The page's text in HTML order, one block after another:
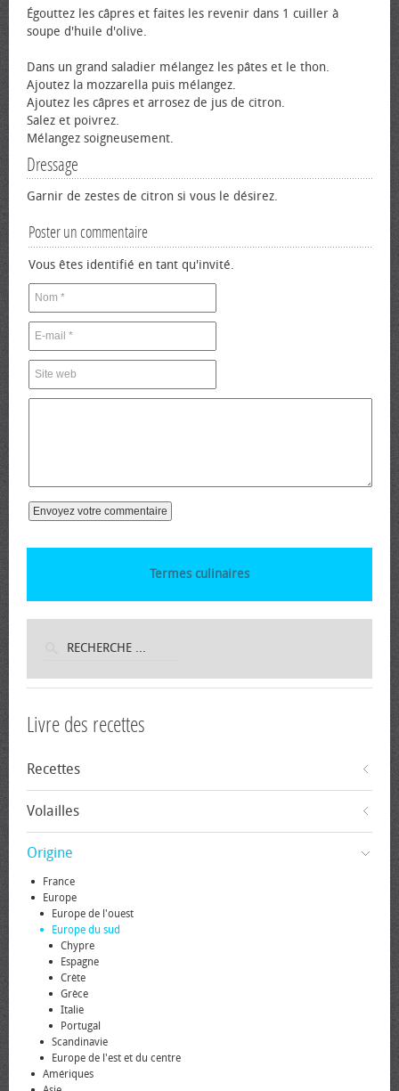
Égouttez les câpres et faites les revenir dans 1 cuiller à
soupe d'huile d'olive.
Dans un grand saladier mélangez les pâtes et le thon.
Ajoutez la mozzarella puis mélangez.
Ajoutez les câpres et arrosez de jus de citron.
Salez et poivrez.
Mélangez soigneusement.
Dressage
Garnir de zestes de citron si vous le désirez.
Poster un commentaire
Vous êtes identifié en tant qu'invité.
Termes culinaires
Livre des recettes
Recettes
Volailles
Origine
France
Europe
Europe de l'ouest
Europe du sud
Chypre
Espagne
Crète
Grèce
Italie
Portugal
Scandinavie
Europe de l'est et du centre
Amériques